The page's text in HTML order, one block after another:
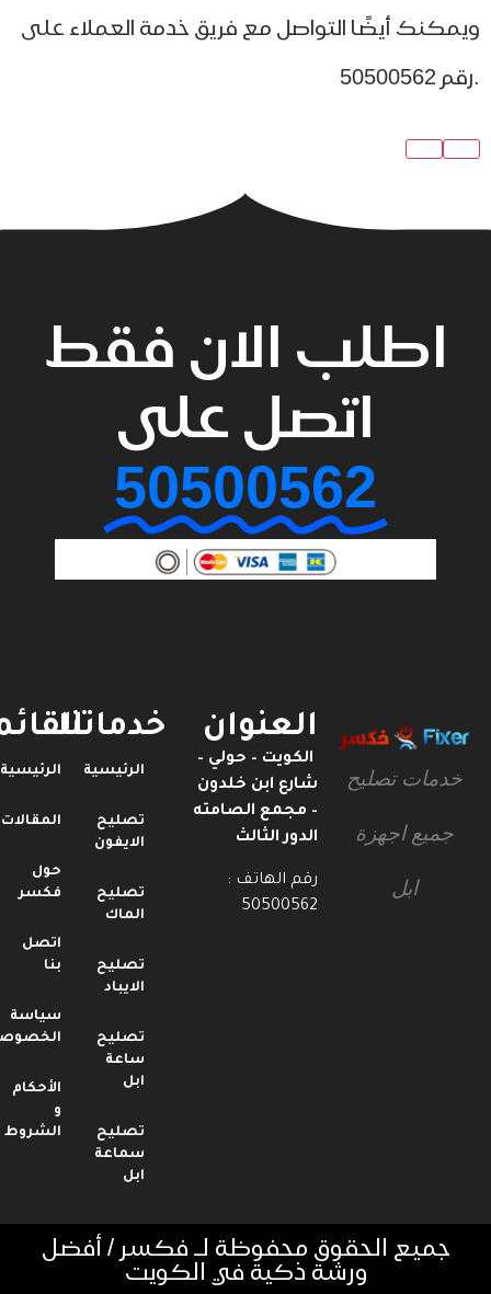
أيضًا التواصل مع فريق خدمة العملاء على
اطلب الان فقط
اتصل على
50500562
القائمة
الرئيسية
المقالات
حول
فكسر
اتصل
سياسة
الخصوصية
الأحكام
الشروط
خدماتنا
الرئيسية
تصليح
الايفون
تصليح
الماك
تصليح
الايباد
تصليح
ساعة
تصليح
سماعة
العنوان
الكويت – حولي –
شارع ابن خلدون
– مجمع الصامته
الدور الثالث
رقم الهاتف :
50500562
خدمات تصليح
جميع اجهزة
ابل
جميع الحقوق محفوظة لـ فكسر / أفضل
ورشة ذكية في الكويت